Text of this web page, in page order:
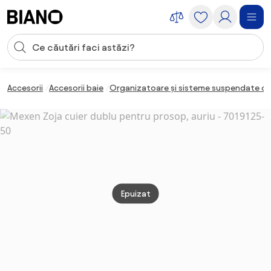
Introducerea căutării
Accesorii Accesorii baie Organizatoare și sisteme suspendate
Epuizat